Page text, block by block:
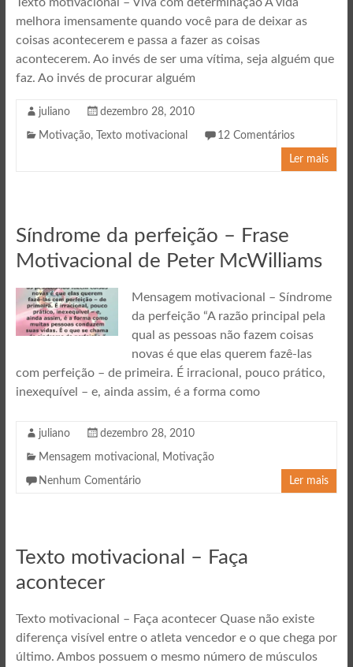
melhora imensamente quando você para de deixar as
coisas acontecerem e passa a fazer as coisas
acontecerem. Ao invés de ser uma vítima, seja alguém que
faz. Ao invés de procurar alguém
juliano dezembro 28, 2010
Motivação, Texto motivacional 12 Comentários
Ler mais
Síndrome da perfeição – Frase
Motivacional de Peter McWilliams
Mensagem motivacional – Síndrome
da perfeição “A razão principal pela
qual as pessoas não fazem coisas
novas é que elas querem fazê-las
com perfeição – de primeira. É irracional, pouco prático,
inexequível – e, ainda assim, é a forma como
juliano dezembro 28, 2010
Mensagem motivacional , Motivação
Nenhum Comentário Ler mais
Texto motivacional – Faça
acontecer
Texto motivacional – Faça acontecer Quase não existe
diferença visível entre o atleta vencedor e o que chega por
último. Ambos possuem o mesmo número de músculos